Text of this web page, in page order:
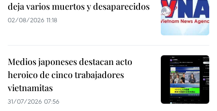
deja varios muertos y desaparecidos
02/08/2026 11:18
Medios japoneses destacan acto
heroico de cinco trabajadores
vietnamitas
31/07/2026 07:56